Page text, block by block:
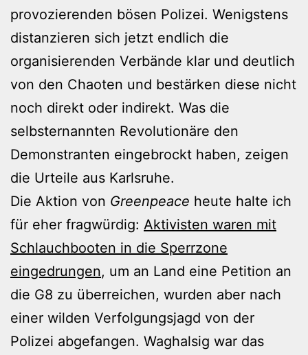
provozierenden bösen Polizei. Wenigstens
distanzieren sich jetzt endlich die
organisierenden Verbände klar und deutlich
von den Chaoten und bestärken diese nicht
noch direkt oder indirekt. Was die
selbsternannten Revolutionäre den
Demonstranten eingebrockt haben, zeigen
die Urteile aus Karlsruhe.
Die Aktion von Greenpeace heute halte ich
für eher fragwürdig: Aktivisten waren mit
Schlauchbooten in die Sperrzone
eingedrungen, um an Land eine Petition an
die G8 zu überreichen, wurden aber nach
einer wilden Verfolgungsjagd von der
Polizei abgefangen. Waghalsig war das